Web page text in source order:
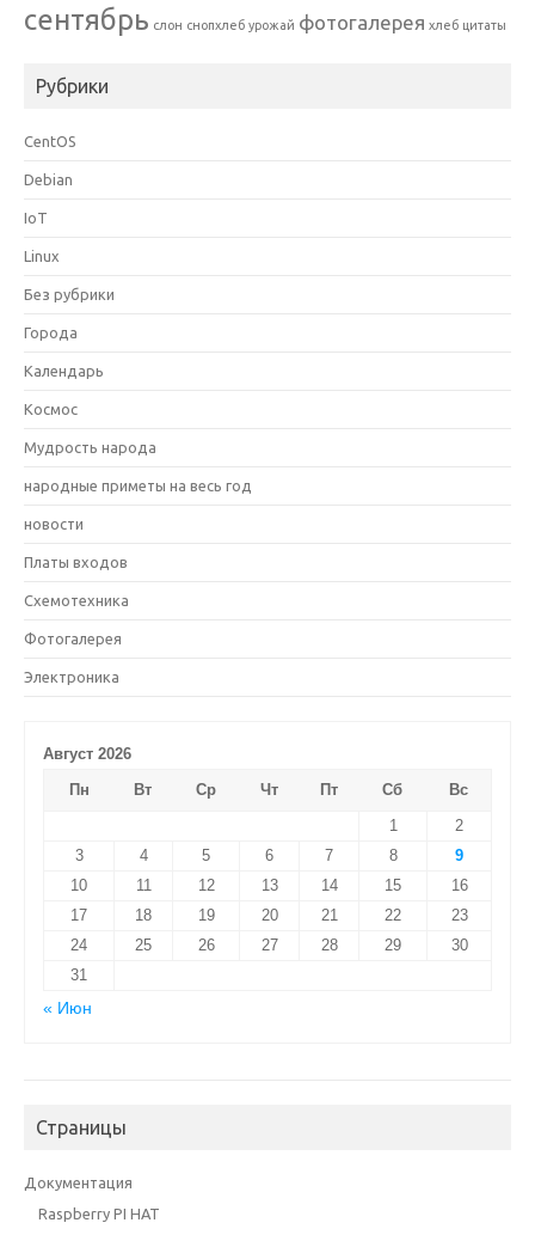
сентябрь слон снопхлеб урожай фотогалерея хлеб цитаты
Рубрики
CentOS
Debian
IoT
Linux
Без рубрики
Города
Календарь
Космос
Мудрость народа
народные приметы на весь год
новости
Платы входов
Схемотехника
Фотогалерея
Электроника
Август 2026
Пн
Вт Ср Чт Пт Сб
Вс
1
2
3
4 5 6 7 8
9
10
11 12 13 14 15
16
17
18 19 20 21 22
23
24
25 26 27 28 29
30
31
« Июн
Страницы
Документация
Raspberry PI HAT